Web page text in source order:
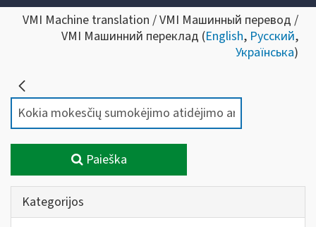
VMI Machine translation / VMI Машинный перевод /
VMI Машинний переклад (English, Русский,
Українська)
Paieška
Kategorijos